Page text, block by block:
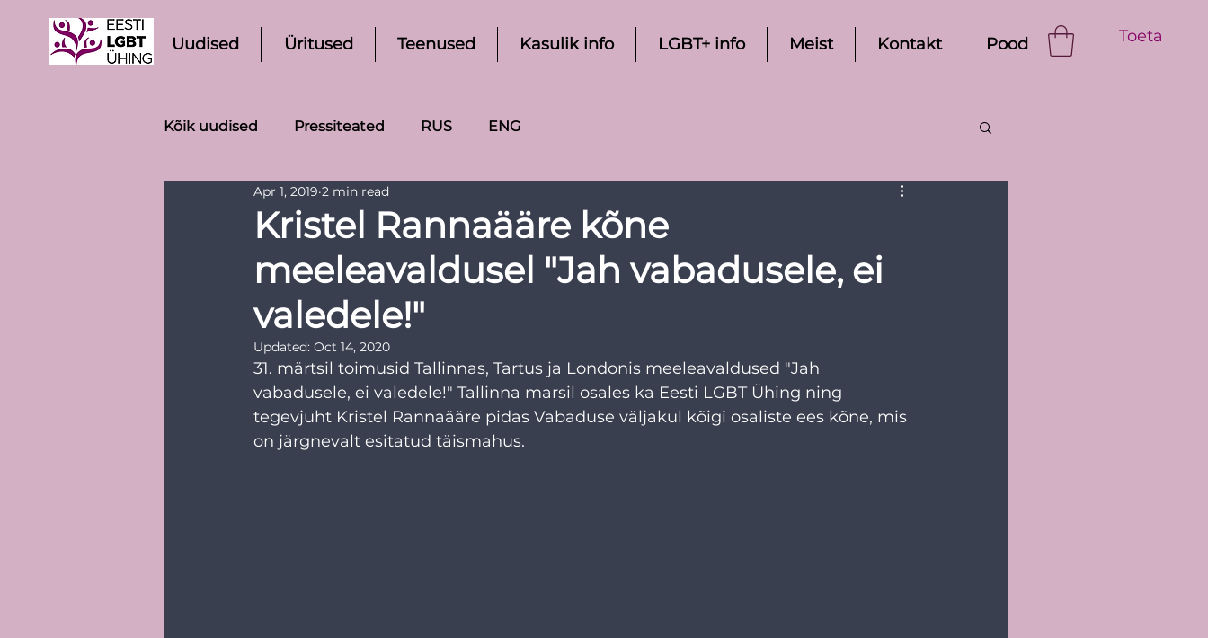
Uudised Üritused Teenused Kasulik info LGBT+ info Meist Kontakt Pood Toeta
Kõik uudised Pressiteated RUS ENG
Kristel Rannaääre kõne
meeleavaldusel "Jah vabadusele, ei
valedele!"
Apr 1, 2019 2 min read
Updated: Oct 14, 2020
31. märtsil toimusid Tallinnas, Tartus ja Londonis meeleavaldused "Jah
vabadusele, ei valedele!" Tallinna marsil osales ka Eesti LGBT Ühing ning
tegevjuht Kristel Rannaääre pidas Vabaduse väljakul kõigi osaliste ees kõne, mis
on järgnevalt esitatud täismahus.